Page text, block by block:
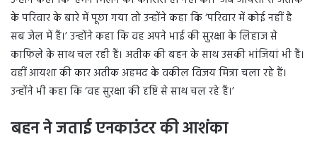
के परिवार के बारे में पूछा गया तो उन्होंने कहा कि ‘परिवार में कोई नहीं है
सब जेल में हैं।’ उन्होंने कहा कि वह अपने भाई की सुरक्षा के लिहाज से
काफिले के साथ चल रही हैं। अतीक की बहन के साथ उसकी भांजियां भी हैं।
वहीं आयशा की कार अतीक अहमद के वकील विजय मित्रा चला रहे हैं।
उन्होंने भी कहा कि ‘वह सुरक्षा की दृष्टि से साथ चल रहे हैं।’
बहन ने जताई एनकाउंटर की आशंका